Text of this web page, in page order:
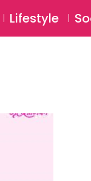
Lifestyle